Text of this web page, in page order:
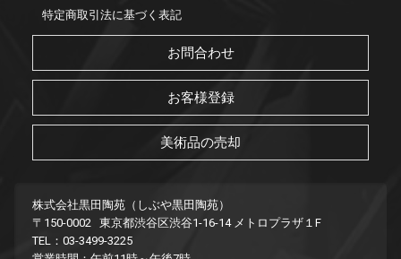
特定商取引法に基づく表記
お問合わせ
お客様登録
美術品の売却
株式会社黒田陶苑（しぶや黒田陶苑）
〒150-0002 東京都渋谷区渋谷1-16-14 メトロプラザ１F
TEL：03-3499-3225